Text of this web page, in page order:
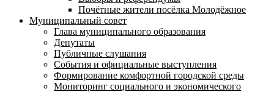
Почётные жители посёлка Молодёжное
Муниципальный совет
Глава муниципального образования
Депутаты
Публичные слушания
События и официальные выступления
Формирование комфортной городской среды
Мониторинг социального и экономического